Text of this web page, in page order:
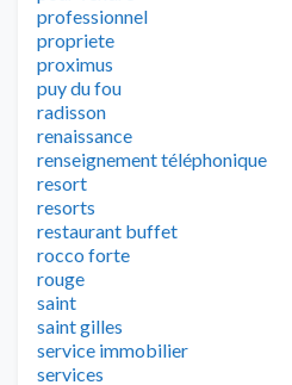
professionnel
propriete
proximus
puy du fou
radisson
renaissance
renseignement téléphonique
resort
resorts
restaurant buffet
rocco forte
rouge
saint
saint gilles
service immobilier
services